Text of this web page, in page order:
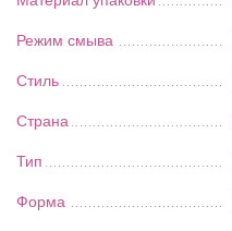
Режим смыва
Стиль
Страна
Тип
Форма